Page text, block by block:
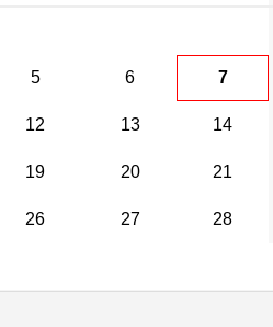
5 6 7
12 13 14
19 20 21
26 27 28